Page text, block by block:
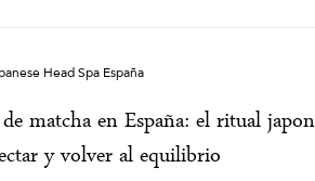
matcha en España: el ritual
y volver al equilibrio
Head Spa España